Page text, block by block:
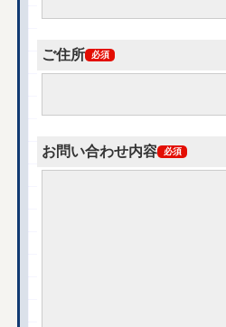
ご住所 必須
お問い合わせ内容 必須